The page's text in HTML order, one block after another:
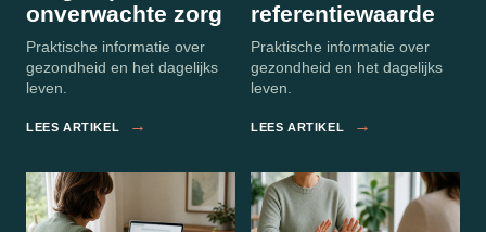
onverwachte zorg
Praktische informatie over
gezondheid en het dagelijks
leven.
LEES ARTIKEL →
referentiewaarde
Praktische informatie over
gezondheid en het dagelijks
leven.
LEES ARTIKEL →